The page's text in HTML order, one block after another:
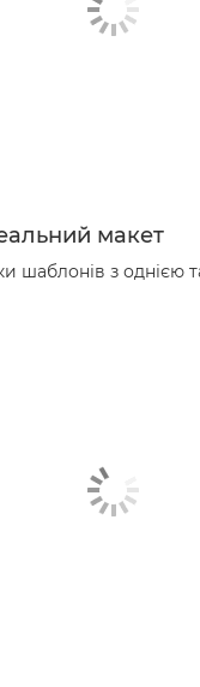
макет
шаблонів з однією